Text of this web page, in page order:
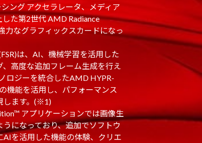
ング アクセラレータ、メディア
た第2世代 AMD Radiance
力なグラフィックスカードになっ
は、AI、機械学習を活用した
高度な追加フレーム生成を行え
ロジーを統合したAMD HYPR-
機能を活用し、パフォーマンス
します。(※1)
アプリケーションでは画像生
になっており、追加でソフトウ
を活用した機能の体験、クリエ